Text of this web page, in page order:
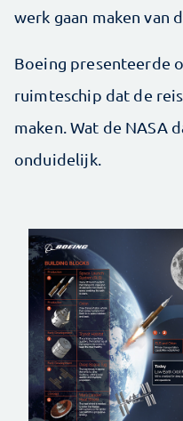
werk gaan maken van
Boeing presenteerde
ruimteschip dat de
maken. Wat de NASA
onduidelijk.